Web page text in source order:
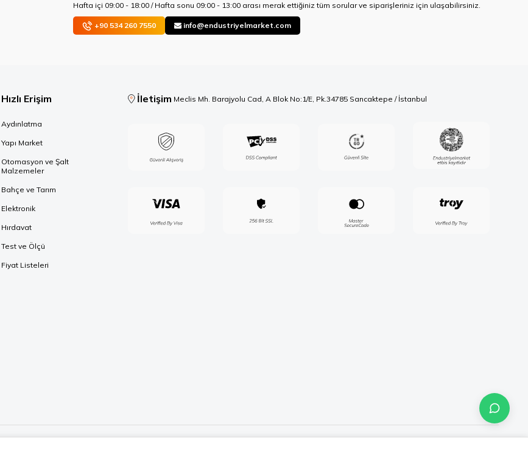
Hafta içi 09:00 - 18:00 / Hafta sonu 09:00 - 13:00 arası merak ettiğiniz tüm sorular ve siparişleriniz için ulaşabilirsiniz.
+90 534 260 7550 info@endustriyelmarket.com
Hızlı Erişim
Aydınlatma
Yapı Market
Otomasyon ve Şalt
Malzemeler
Bahçe ve Tarım
Elektronik
Hırdavat
Test ve Ölçü
Fiyat Listeleri
İletişim Meclis Mh. Barajyolu Cad, A Blok No:1/E, Pk.34785 Sancaktepe / İstanbul